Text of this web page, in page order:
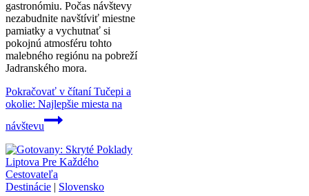
gastronómiu. Počas návštevy
nezabudnite navštíviť miestne
pamiatky a vychutnať si
pokojnú atmosféru tohto
malebného regiónu na pobreží
Jadranského mora.
Pokračovať v čítaníTučepi a
okolie: Najlepšie miesta na
návštevu
Destinácie | Slovensko